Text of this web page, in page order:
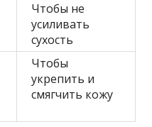
Чтобы не
усиливать
сухость
Чтобы
укрепить и
смягчить кожу